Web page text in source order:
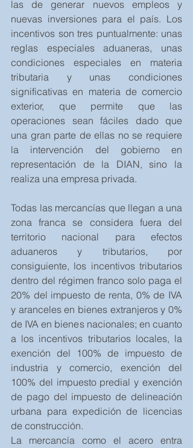
las de generar nuevos empleos y
nuevas inversiones para el país. Los
incentivos son tres puntualmente: unas
reglas especiales aduaneras, unas
condiciones especiales en materia
tributaria y unas condiciones
significativas en materia de comercio
exterior, que permite que las
operaciones sean fáciles dado que
una gran parte de ellas no se requiere
la intervención del gobierno en
representación de la DIAN, sino la
realiza una empresa privada.
Todas las mercancías que llegan a una
zona franca se considera fuera del
territorio nacional para efectos
aduaneros y tributarios, por
consiguiente, los incentivos tributarios
dentro del régimen franco solo paga el
20% del impuesto de renta, 0% de IVA
y aranceles en bienes extranjeros y 0%
de IVA en bienes nacionales; en cuanto
a los incentivos tributarios locales, la
exención del 100% de impuesto de
industria y comercio, exención del
100% del impuesto predial y exención
de pago del impuesto de delineación
urbana para expedición de licencias
de construcción.
La mercancía como el acero entra